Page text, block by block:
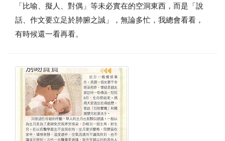
「比喻、擬人、對偶」等未必實在的空洞東西，而是「說
話、作文要立足於肺腑之誠」，無論多忙，我總會看看，
有時候還一看再看。